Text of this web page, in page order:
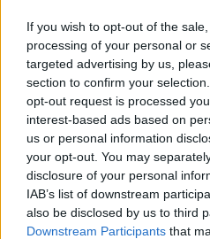
If you wish to opt-out of the
processing of your personal or
targeted advertising by us,
section to confirm your
opt-out request is processed
interest-based ads based on
us or personal information
your opt-out. You may
disclosure of your personal
IAB’s list of downstream
also be disclosed by us to third
Downstream Participants that
Tra le altre cose,il cittadino
segnalato dalleautorità
di droga durante le investigazioni
portato, nel2013,alla chiusura del
all’epoca, tuttavia, non furono
identificarlo.
Le attività svolte hanno permesso
compiutooltre duemila cessioni
proprio dal 2013.
Nel corso dell’inchiesta sono state
quantità di droga, tra cuioltre 2